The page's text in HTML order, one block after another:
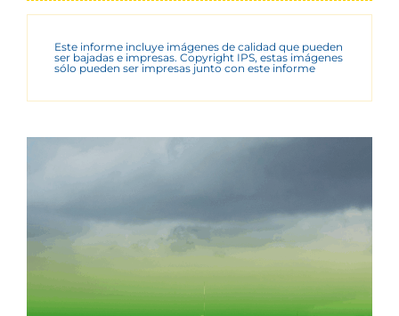
Este informe incluye imágenes de calidad que pueden
ser bajadas e impresas. Copyright IPS, estas imágenes
sólo pueden ser impresas junto con este informe